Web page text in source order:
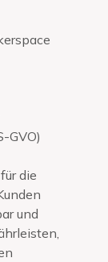
GVO)
die
und